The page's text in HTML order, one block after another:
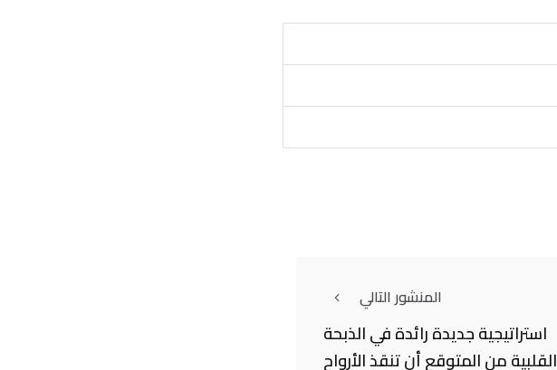
المنشور التالي
استراتيجية جديدة رائدة في الذبحة
القلبية من المتوقع أن تنقذ الأرواح